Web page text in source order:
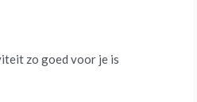
zo goed voor je is